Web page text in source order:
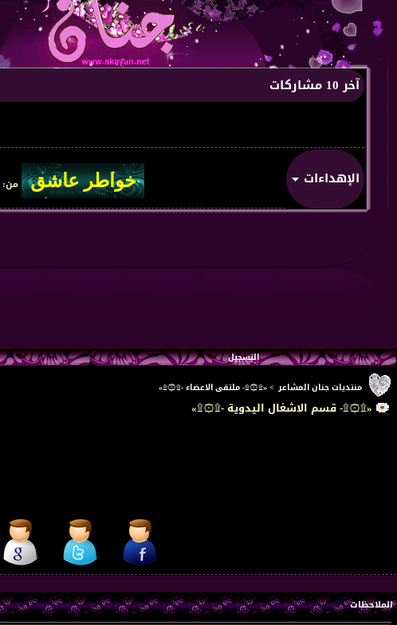
آخر 10 مشاركات
الإهداءات من:من قلب المنتدى:
التسجيل
منتديات جنان المشاعر >«۩۞۩- ملتقى الاعضاء -۩۞۩»
«۩۞۩- قسم الاشغال اليدوية -۩۞۩»
الملاحظات